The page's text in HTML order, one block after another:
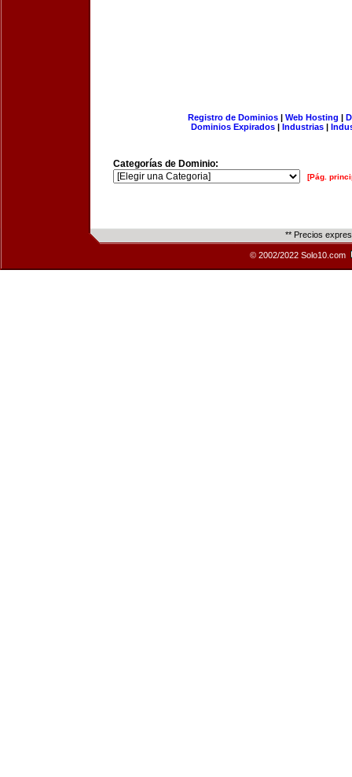
Registro de Dominios| Web Hosting |
Dominios Expirados | Industrias |
Categorías de Dominio:
[Pág.
** Precios
© 2002/2022 Solo10.com